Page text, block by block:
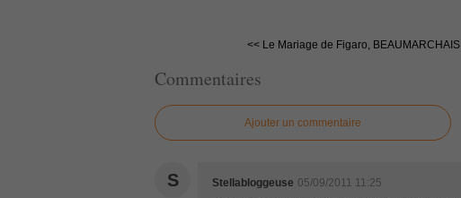
<< Le Mariage de Figaro, BEAUMARCHAIS
Commentaires
Ajouter un commentaire
S Stellabloggeuse 05/09/2011 11:25